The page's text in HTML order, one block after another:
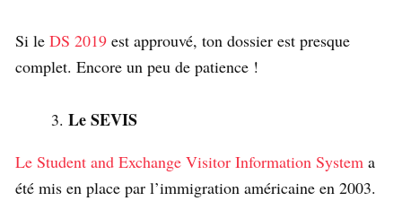
Si le DS 2019 est approuvé, ton dossier est presque
complet. Encore un peu de patience !
Le SEVIS
Le Student and Exchange Visitor Information System a
été mis en place par l’immigration américaine en 2003.